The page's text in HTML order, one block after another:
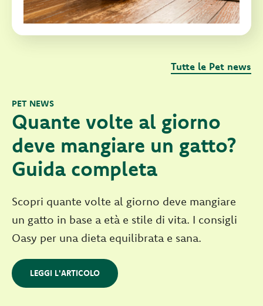
PET NEWS
Quante volte al giorno
deve mangiare un gatto?
Guida completa
Scopri quante volte al giorno deve mangiare
un gatto in base a età e stile di vita. I consigli
Oasy per una dieta equilibrata e sana.
LEGGI L'ARTICOLO
Tutte le Pet news